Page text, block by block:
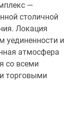
—
столичной
Локация
уединенности и
атмосфера
со всеми
торговыми